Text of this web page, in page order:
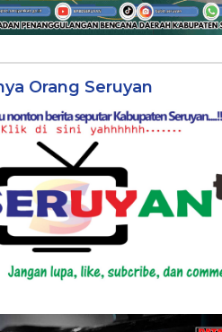
Orang Seruyan